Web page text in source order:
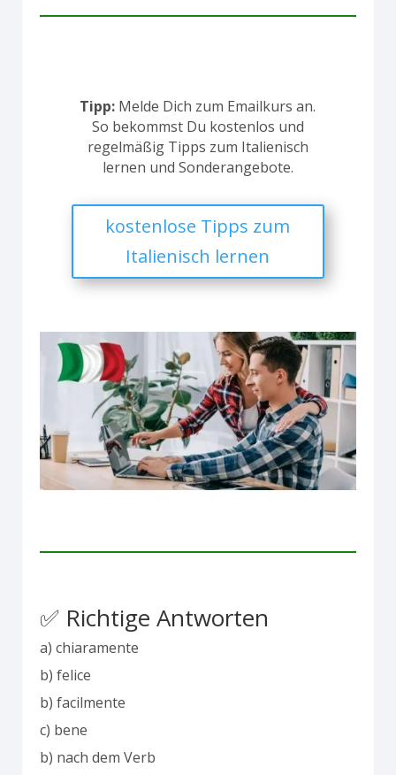
Tipp: Melde Dich zum Emailkurs an.
So bekommst Du kostenlos und
regelmäßig Tipps zum Italienisch
lernen und Sonderangebote.
kostenlose Tipps zum
Italienisch lernen
✅ Richtige Antworten
a) chiaramente
b) felice
b) facilmente
c) bene
b) nach dem Verb